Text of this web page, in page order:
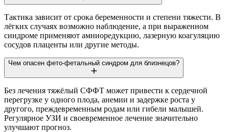
Тактика зависит от срока беременности и степени тяжести. В
лёгких случаях возможно наблюдение, а при выраженном
синдроме применяют амниоредукцию, лазерную коагуляцию
сосудов плаценты или другие методы.
Чем опасен фето-фетальный синдром для близнецов?
Без лечения тяжёлый СФФТ может привести к сердечной
перегрузке у одного плода, анемии и задержке роста у
другого, преждевременным родам или гибели малышей.
Регулярное УЗИ и своевременное лечение значительно
улучшают прогноз.